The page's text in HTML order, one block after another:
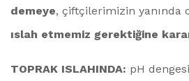
demeye, çiftçilerimizin yanında
ıslah etmemiz gerektiğine
TOPRAK ISLAHINDA: pH